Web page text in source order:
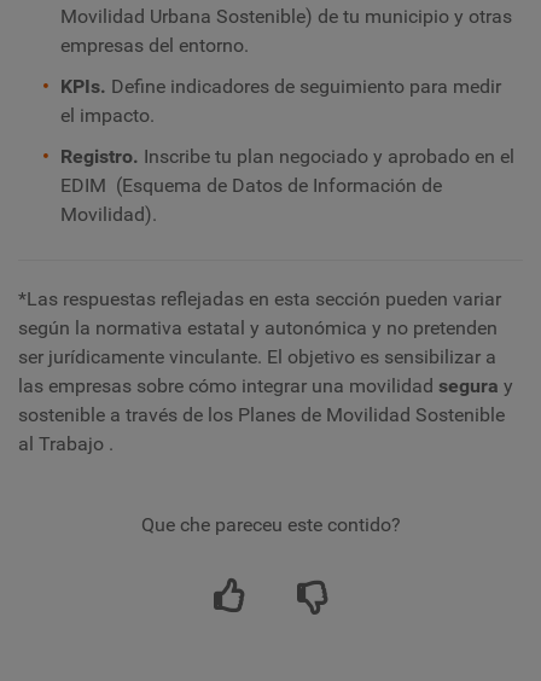
Movilidad Urbana Sostenible) de tu municipio y otras
empresas del entorno.
KPIs. Define indicadores de seguimiento para medir
el impacto.
Registro. Inscribe tu plan negociado y aprobado en el
EDIM (Esquema de Datos de Información de
Movilidad).
*Las respuestas reflejadas en esta sección pueden variar
según la normativa estatal y autonómica y no pretenden
ser jurídicamente vinculante. El objetivo es sensibilizar a
las empresas sobre cómo integrar una movilidad segura y
sostenible a través de los Planes de Movilidad Sostenible
al Trabajo .
Que che pareceu este contido?